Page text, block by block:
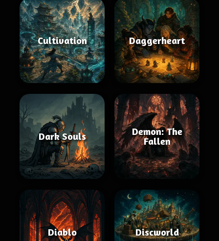
Cultivation Daggerheart
Dark Souls
Demon: The
Fallen
Diablo Discworld